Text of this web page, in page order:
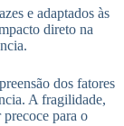
e adaptados às
direto na
dos fatores
A fragilidade,
para o